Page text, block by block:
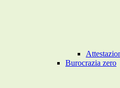
Burocrazia zero